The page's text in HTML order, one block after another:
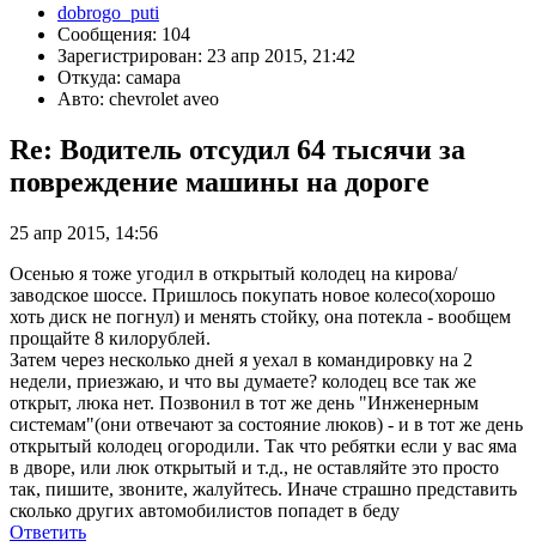
dobrogo_puti
Сообщения: 104
Зарегистрирован: 23 апр 2015, 21:42
Откуда: самара
Авто: chevrolet aveo
Re: Водитель отсудил 64 тысячи за
повреждение машины на дороге
25 апр 2015, 14:56
Осенью я тоже угодил в открытый колодец на кирова/
заводское шоссе. Пришлось покупать новое колесо(хорошо
хоть диск не погнул) и менять стойку, она потекла - вообщем
прощайте 8 килорублей.
Затем через несколько дней я уехал в командировку на 2
недели, приезжаю, и что вы думаете? колодец все так же
открыт, люка нет. Позвонил в тот же день "Инженерным
системам"(они отвечают за состояние люков) - и в тот же день
открытый колодец огородили. Так что ребятки если у вас яма
в дворе, или люк открытый и т.д., не оставляйте это просто
так, пишите, звоните, жалуйтесь. Иначе страшно представить
сколько других автомобилистов попадет в беду
Ответить